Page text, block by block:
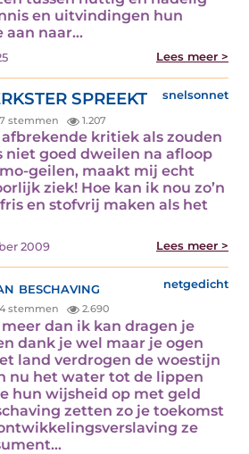
en uitvindingen hun
aan naar…
Lees meer >
SPREEKT snelsonnet
stemmen 1.207
afbrekende kritiek als zouden
niet goed dweilen na afloop
geilen, maakt mij echt
ziek! Hoe kan ik nou zo’n
en stofvrij maken als het
2009 Lees meer >
beschaving netgedicht
stemmen 2.690
dan ik kan dragen je
dank je wel maar je ogen
land verdrogen de woestijn
nu het water tot de lippen
hun wijsheid op met geld
zetten zo je toekomst
ze